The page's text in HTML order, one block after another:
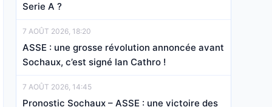
Serie A ?
7 AOÛT 2026, 18:20
ASSE : une grosse révolution annoncée avant
Sochaux, c’est signé Ian Cathro !
7 AOÛT 2026, 14:45
Pronostic Sochaux – ASSE : une victoire des